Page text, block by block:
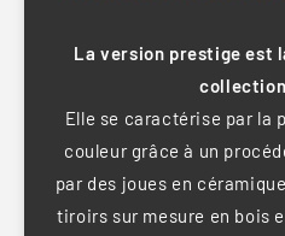
La version prestige est
collection
Elle se caractérise par la
couleur grâce à un
par des joues en
tiroirs sur mesure en bois